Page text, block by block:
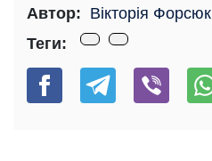
Автор: Вікторія Форсюк
Теги: